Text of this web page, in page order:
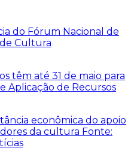
do Fórum Nacional de
Cultura
têm até 31 de maio para
Aplicação de Recursos
econômica do apoio
da cultura Fonte: